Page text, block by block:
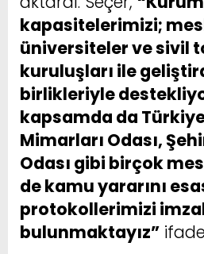
kapasitelerimizi;
üniversiteler ve sivil
kuruluşları ile
birlikleriyle
kapsamda da
Mimarları Odası,
Odası gibi birçok
de kamu yararını
protokollerimizi
bulunmaktayız”